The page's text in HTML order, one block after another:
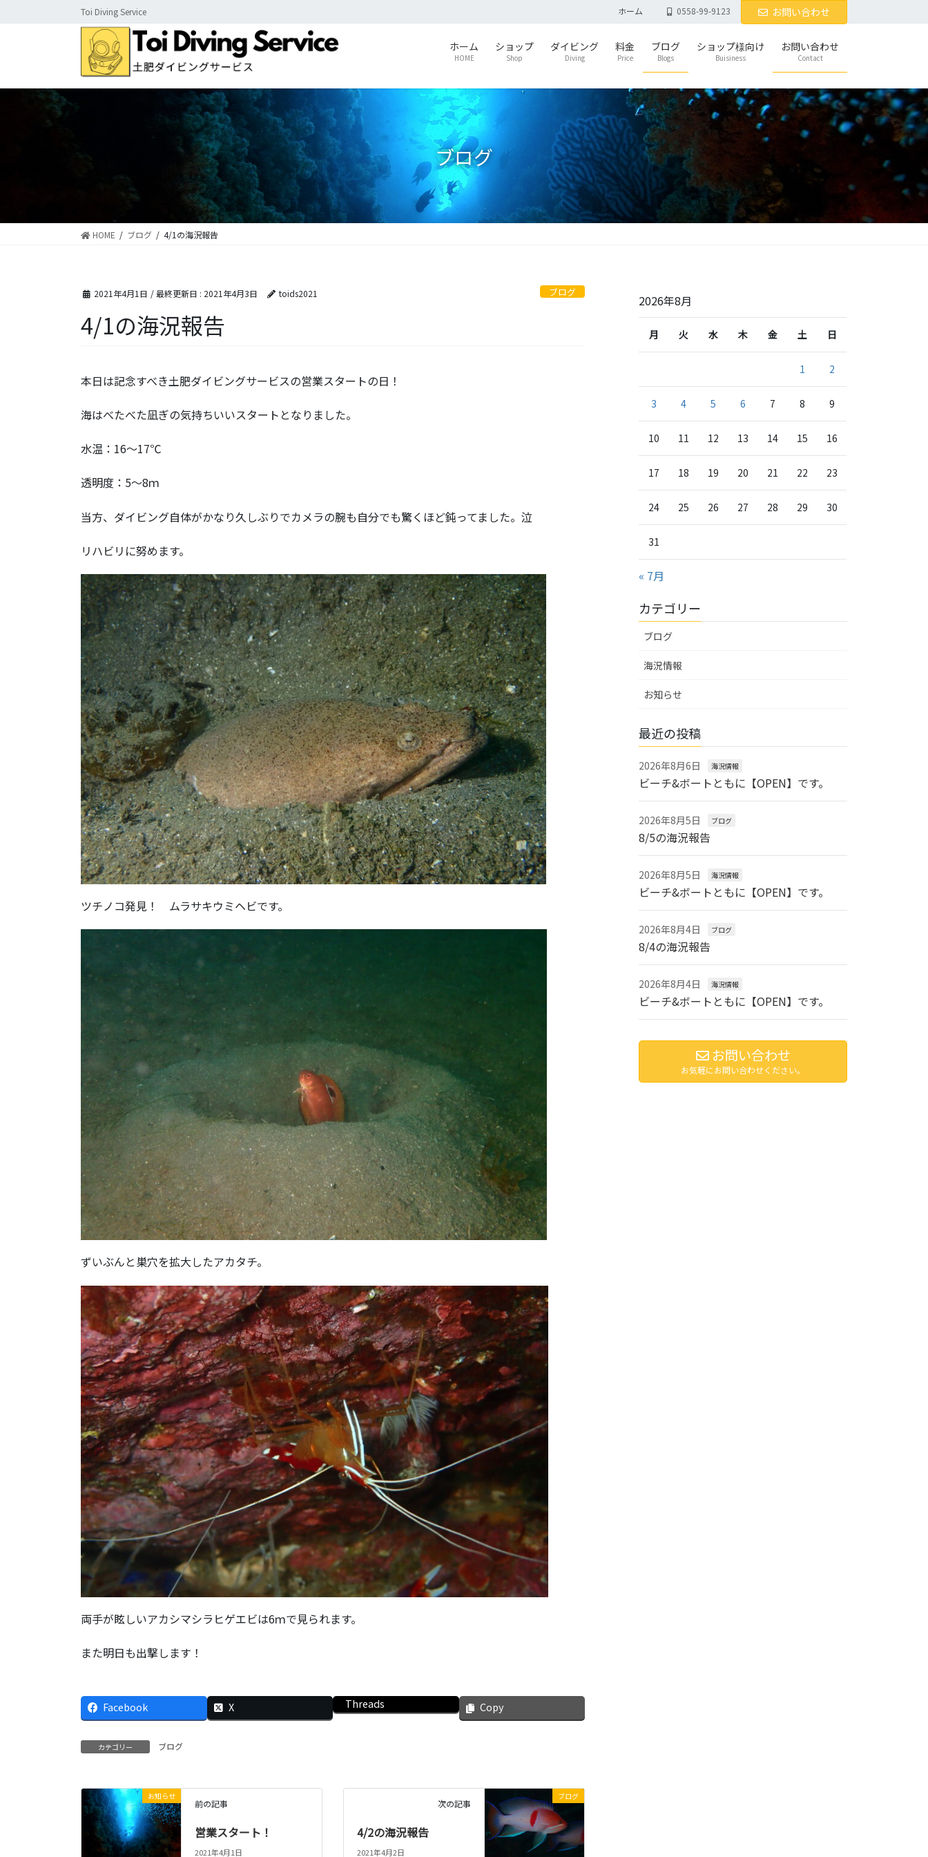
ン
に
ビ
ョ
Toi Diving Service ホーム 0558-99-9123 お問い合わせ
ホーム
HOME
ショップ
Shop
ダイビング
Diving
料金
Price
ブログ
Blogs
ショップ様向け
Buisiness
お問い合わせ
Contact
ブログ
HOME ブログ 4/1の海況報告
2021年4月1日 / 最終更新日 : 2021年4月3日 toids2021 ブログ
4/1の海況報告
本日は記念すべき土肥ダイビングサービスの営業スタートの日！
海はべたべた凪ぎの気持ちいいスタートとなりました。
水温：16～17℃
透明度：5～8ｍ
当方、ダイビング自体がかなり久しぶりでカメラの腕も自分でも驚くほど鈍ってました。泣
リハビリに努めます。
ツチノコ発見！ ムラサキウミヘビです。
ずいぶんと巣穴を拡大したアカタチ。
両手が眩しいアカシマシラヒゲエビは6ｍで見られます。
また明日も出撃します！
Facebook X Threads Copy
カテゴリー ブログ
お知らせ
前の記事
営業スタート！
2021年4月1日
ブログ
次の記事
4/2の海況報告
2021年4月2日
2026年8月
月 火 水 木 金 土 日
1 2
3 4 5 6 7 8 9
10 11 12 13 14 15 16
17 18 19 20 21 22 23
24 25 26 27 28 29 30
31
« 7月
カテゴリー
ブログ
海況情報
お知らせ
最近の投稿
2026年8月6日 海況情報
ビーチ&ボートともに【OPEN】です。
2026年8月5日 ブログ
8/5の海況報告
2026年8月5日 海況情報
ビーチ&ボートともに【OPEN】です。
2026年8月4日 ブログ
8/4の海況報告
2026年8月4日 海況情報
ビーチ&ボートともに【OPEN】です。
お問い合わせ
お気軽にお問い合わせください。